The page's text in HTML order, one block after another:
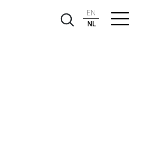
EN
NL